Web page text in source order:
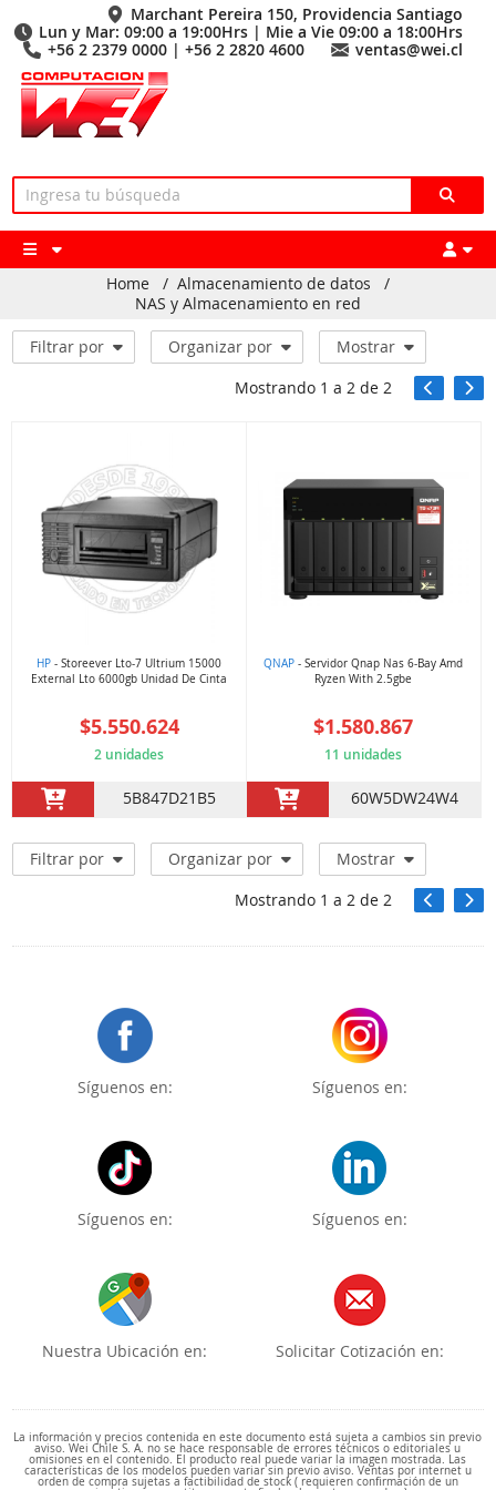
Marchant Pereira 150, Providencia Santiago
Lun y Mar: 09:00 a 19:00Hrs | Mie a Vie 09:00 a 18:00Hrs
+56 2 2379 0000 | +56 2 2820 4600
ventas@wei.cl
Home / Almacenamiento de datos
/
NAS y Almacenamiento en red
Filtrar por Organizar por
Mostrar
Mostrando 1 a 2de 2
HP - Storeever Lto-7 Ultrium 15000
External Lto 6000gb Unidad De Cinta
$5.550.624
2 unidades
5B847D21B5
QNAP - Servidor Qnap Nas 6-Bay Amd
Ryzen With 2.5gbe
$1.580.867
11 unidades
60W5DW24W4
Filtrar por Organizar por
Mostrar
Mostrando 1 a 2 de 2
Síguenos en: Síguenos en:
Síguenos en: Síguenos en:
Nuestra Ubicación en: Solicitar Cotización en:
La información y precios contenida en este documento está sujeta a cambios sin previo
aviso. Wei Chile S. A. no se hace responsable de errores técnicos o editoriales u
omisiones en el contenido. El producto real puede variar la imagen mostrada. Las
características de los modelos pueden variar sin previo aviso. Ventas por internet u
orden de compra sujetas a factibilidad de stock ( requieren confirmación de un